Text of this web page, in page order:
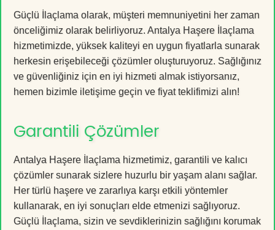
Güçlü İlaçlama olarak, müşteri memnuniyetini her zaman
önceliğimiz olarak belirliyoruz. Antalya Haşere İlaçlama
hizmetimizde, yüksek kaliteyi en uygun fiyatlarla sunarak
herkesin erişebileceği çözümler oluşturuyoruz. Sağlığınız
ve güvenliğiniz için en iyi hizmeti almak istiyorsanız,
hemen bizimle iletişime geçin ve fiyat teklifimizi alın!
Garantili Çözümler
Antalya Haşere İlaçlama hizmetimiz, garantili ve kalıcı
çözümler sunarak sizlere huzurlu bir yaşam alanı sağlar.
Her türlü haşere ve zararlıya karşı etkili yöntemler
kullanarak, en iyi sonuçları elde etmenizi sağlıyoruz.
Güçlü İlaçlama, sizin ve sevdiklerinizin sağlığını korumak